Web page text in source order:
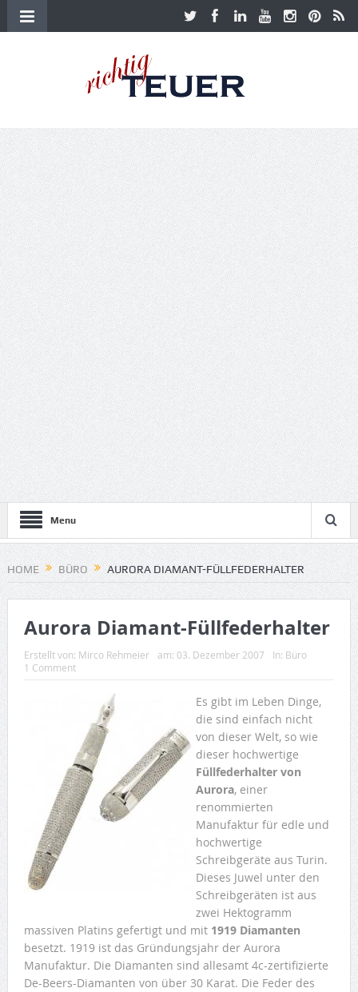
Menu
HOME BÜRO AURORA DIAMANT-FÜLLFEDERHALTER
Aurora Diamant-Füllfederhalter
Erstellt von: Mirco Rehmeier am: 03. Dezember 2007 In: Büro
1 Comment
Es gibt im Leben Dinge,
die sind einfach nicht
von dieser Welt, so wie
dieser hochwertige
Füllfederhalter von
Aurora, einer
renommierten
Manufaktur für edle und
hochwertige
Schreibgeräte aus Turin.
Dieses Juwel unter den
Schreibgeräten ist aus
zwei Hektogramm
massiven Platins gefertigt und mit 1919 Diamanten
besetzt. 1919 ist das Gründungsjahr der Aurora
Manufaktur. Die Diamanten sind allesamt 4c-zertifizierte
De-Beers-Diamanten von über 30 Karat. Die Feder des